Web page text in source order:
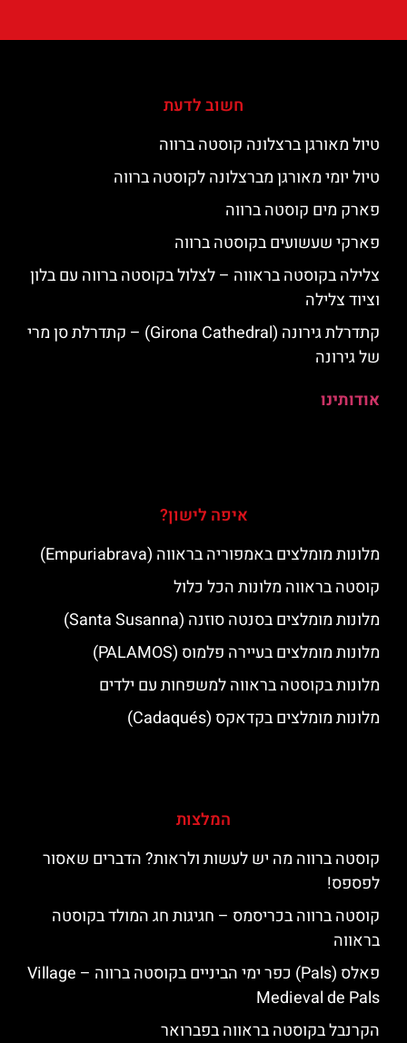
חשוב לדעת
טיול מאורגן ברצלונה קוסטה ברווה
טיול יומי מאורגן מברצלונה לקוסטה ברווה
פארק מים קוסטה ברווה
פארקי שעשועים בקוסטה ברווה
צלילה בקוסטה בראווה – לצלול בקוסטה ברווה עם בלון
וציוד צלילה
קתדרלת גירונה (Girona Cathedral) – קתדרלת סן מרי
של גירונה
אודותינו
איפה לישון?
מלונות מומלצים באמפוריה בראווה (Empuriabrava)
קוסטה בראווה מלונות הכל כלול
מלונות מומלצים בסנטה סוזנה (Santa Susanna)
מלונות מומלצים בעיירה פלמוס (PALAMOS)
מלונות בקוסטה בראווה למשפחות עם ילדים
מלונות מומלצים בקדאקס (Cadaqués)
המלצות
קוסטה ברווה מה יש לעשות ולראות? הדברים שאסור
לפספס!
קוסטה ברווה בכריסמס – חגיגות חג המולד בקוסטה
בראווה
פאלס (Pals) כפר ימי הביניים בקוסטה ברווה – ‪‪Village
Medieval de Pals‬‬
הקרנבל בקוסטה בראווה בפברואר